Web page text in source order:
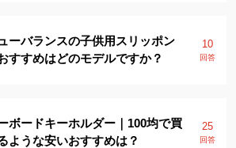
ーバランスの子供用スリッポン
すすめはどのモデルですか？
10
回答
ボードキーホルダー｜100均で買
ような安いおすすめは？
25
回答